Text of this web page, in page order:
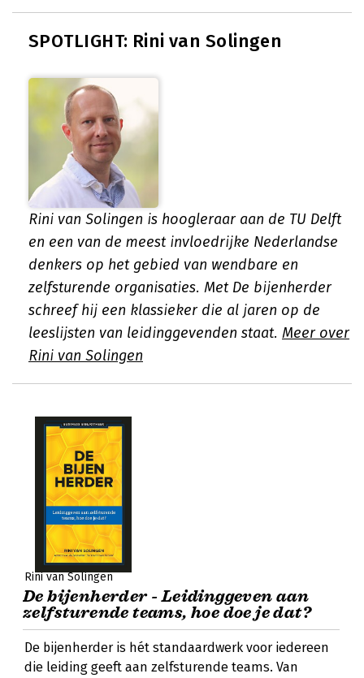
SPOTLIGHT: Rini van Solingen
Rini van Solingen is hoogleraar aan de TU Delft
en een van de meest invloedrijke Nederlandse
denkers op het gebied van wendbare en
zelfsturende organisaties. Met De bijenherder
schreef hij een klassieker die al jaren op de
lees­lijsten van leidinggevenden staat. Meer over
Rini van Solingen
Rini van Solingen
De bijenherder - Leidinggeven aan
zelfsturende teams, hoe doe je dat?
De bijenherder is hét standaardwerk voor iedereen
die leiding geeft aan zelfsturende teams. Van